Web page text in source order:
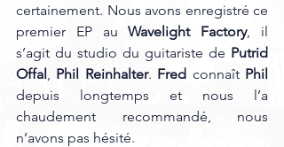
certainement. Nous avons enregistré ce
premier EP au Wavelight Factory, il
s’agit du studio du guitariste de Putrid
Offal
Phil Reinhalter. Fred connaît Phil
depuis longtemps et nous l’a
chaudement recommandé, nous
n’avons pas hésité.